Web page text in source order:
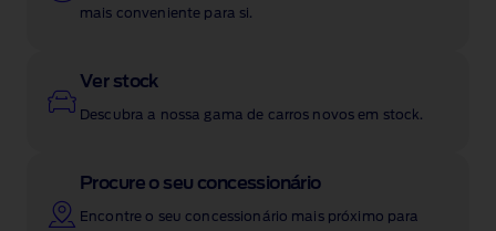
mais conveniente para si.
Ver stock
Descubra a nossa gama de carros novos em stock.
Procure o seu concessionário
Encontre o seu concessionário mais próximo para